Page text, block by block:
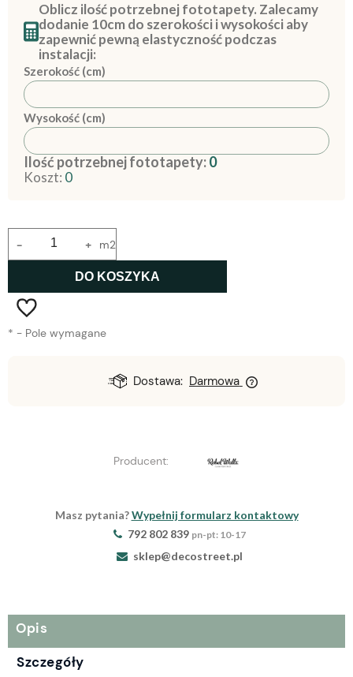
Oblicz ilość potrzebnej fototapety. Zalecamy
dodanie 10cm do szerokości i wysokości aby
zapewnić pewną elastyczność podczas
instalacji:
Szerokość (cm)
Wysokość (cm)
Ilość potrzebnej fototapety:0
Koszt: 0
+
- m2
DO KOSZYKA
* - Pole wymagane
Dostawa: Darmowa
Producent:
Masz pytania?Wypełnij formularz kontaktowy
792 802 839 pn-pt: 10-17
sklep@decostreet.pl
Opis
Szczegóły